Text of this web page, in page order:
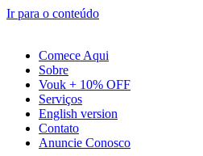
Ir para o conteúdo
Comece Aqui
Sobre
Vouk + 10% OFF
Serviços
English version
Contato
Anuncie Conosco